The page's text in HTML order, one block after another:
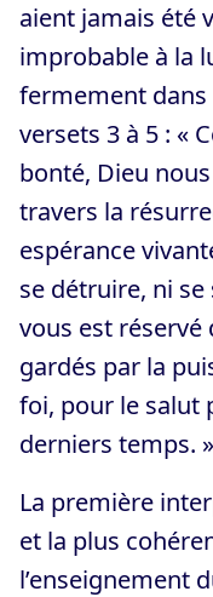
aient jamais été
improbable à la
fermement dans
versets 3 à 5 : «
bonté, Dieu
travers la
espérance
se détruire, ni
vous est réservé
gardés par la
foi, pour le salut
derniers temps. »
La première
et la plus
l’enseignement